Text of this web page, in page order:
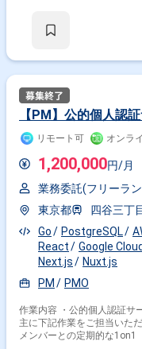
【PM】公的個人認
リモート可 オンラ
1,200,000円/月
業務委託(フリーラ
東京都
四谷三丁
Go
PostgreSQL
React
Google
Next.js
Nuxt.js
PM
PMO
作業内容 ・公的個人認証サ
主に下記作業をご担当い
メンバーとの定期的な